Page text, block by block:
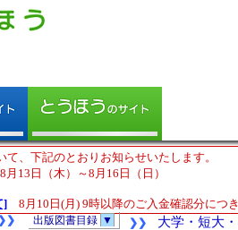
て、下記のとおりお知らせいたします。
日（木）～8月16日（日）
] 8月10日(月) 9時以降のご入金確認分につ
❯❯ 出版図書目録 ▼ ❯❯ 大学・短大